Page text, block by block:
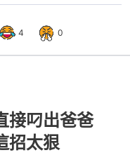
4 0
接叼出爸爸
招太狠